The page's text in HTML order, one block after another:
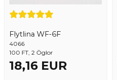
Flytlina WF-6F
4066
100 FT, 2 Öglor
18,16 EUR